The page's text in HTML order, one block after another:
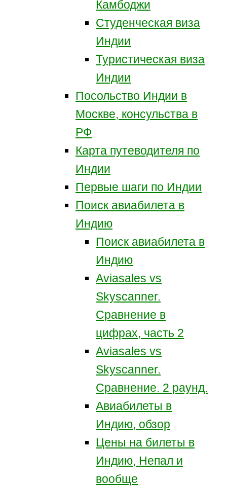
Камбоджи
Студенческая виза
Индии
Туристическая виза
Индии
Посольство Индии в
Москве, консульства в
РФ
Карта путеводителя по
Индии
Первые шаги по Индии
Поиск авиабилета в
Индию
Поиск авиабилета в
Индию
Aviasales vs
Skyscanner.
Сравнение в
цифрах, часть 2
Aviasales vs
Skyscanner.
Сравнение. 2 раунд.
Авиабилеты в
Индию, обзор
Цены на билеты в
Индию, Непал и
вообще